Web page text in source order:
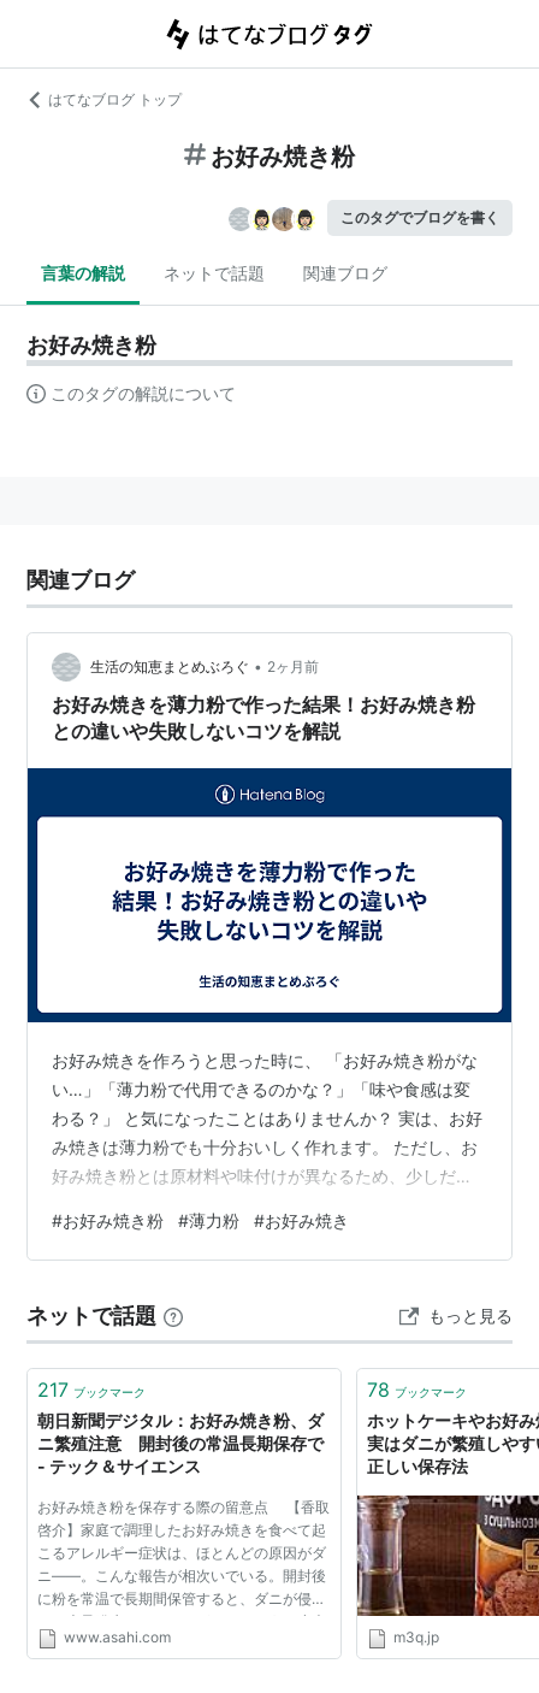
はてなブログ トップ
お好み焼き粉
このタグでブログを書く
言葉の解説 ネットで話題 関連ブログ
お好み焼き粉
このタグの解説について
関連ブログ
生活の知恵まとめぶろぐ • 2ヶ月前
お好み焼きを薄力粉で作った結果！お好み焼き粉
との違いや失敗しないコツを解説
お好み焼きを作ろうと思った時に、 「お好み焼き粉がな
い…」「薄力粉で代用できるのかな？」「味や食感は変
わる？」 と気になったことはありませんか？ 実は、お好
み焼きは薄力粉でも十分おいしく作れます。 ただし、お
好み焼き粉とは原材料や味付けが異なるため、少しだけ
み焼きを薄力粉で実際に作った結果や、お好み焼き粉と
の違い、おいしく作るコツまで詳しく解説します。 これ
ひ参考にしてください。 お好み焼きを薄力粉で作った結
果！結論を先に紹介 お好み焼きを薄力粉で作った結果か
らお伝えすると、十分満足できるおい…
#お好み焼き粉 #薄力粉 #お好み焼き
ネットで話題 もっと見る
217 ブックマーク
朝日新聞デジタル：お好み焼き粉、ダ
ニ繁殖注意 開封後の常温長期保存で
- テック＆サイエンス
お好み焼き粉を保存する際の留意点 【香取
啓介】家庭で調理したお好み焼きを食べて起
こるアレルギー症状は、ほとんどの原因がダ
ニ――。こんな報告が相次いでいる。開封後
に粉を常温で長期間保管すると、ダニが侵入
し、大量発生するおそれがあるという。小麦
アレルギーと誤診される場合もある。一方、
www.asahi.com
78 ブックマーク
ホットケーキやお好
実はダニが繁殖しや
正しい保存法
m3q.jp